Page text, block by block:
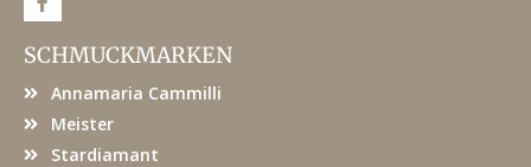
a
e
b
o
SCHMUCKMARKEN
Annamaria Cammilli
Meister
Stardiamant